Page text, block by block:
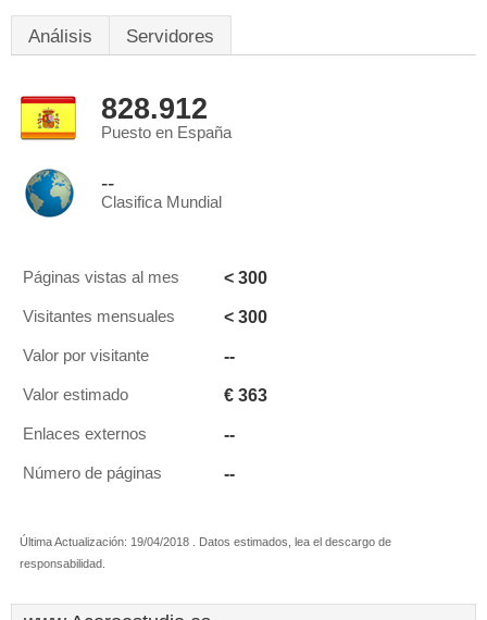
Análisis Servidores
828.912
Puesto en España
--
Clasifica Mundial
Páginas vistas al mes < 300
Visitantes mensuales < 300
Valor por visitante --
Valor estimado € 363
Enlaces externos --
Número de páginas --
Última Actualización: 19/04/2018 . Datos estimados, lea el descargo de
responsabilidad.